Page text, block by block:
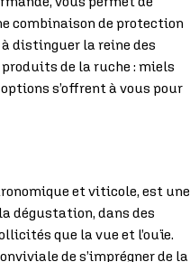
combinaison de protection
à distinguer la reine des
de la ruche : miels
s’offrent à vous pour
et viticole, est une
dégustation, dans des
que la vue et l’ouïe.
de s’imprégner de la